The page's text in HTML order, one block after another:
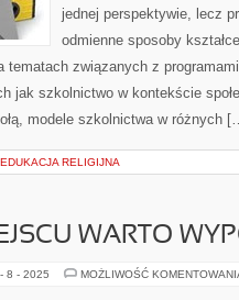
jednej perspektywie, lecz
odmienne sposoby
tematach związanych z
jak szkolnictwo w kontekście
modele szkolnictwa w różnych
RELIGIJNA
WARTO
8 - 2025 MOŻLIWOŚĆ